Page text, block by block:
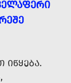
ᲘᲬᲧᲔᲑᲐ.